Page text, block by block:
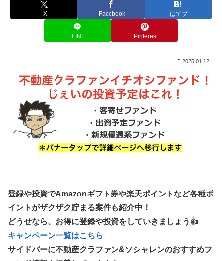
X Facebook はてブ
LINE Pinterest
2025.01.12
登録や投資でAmazonギフト券や楽天ポイントなど各種ポ
イントがザクザク貯まる案件も紹介中！
どうせなら、お得に登録や投資をしていきましょう👍
キャンペーン一覧はこちら
サイドバーに不動産クラファン&ソシャレンのおすすめフ